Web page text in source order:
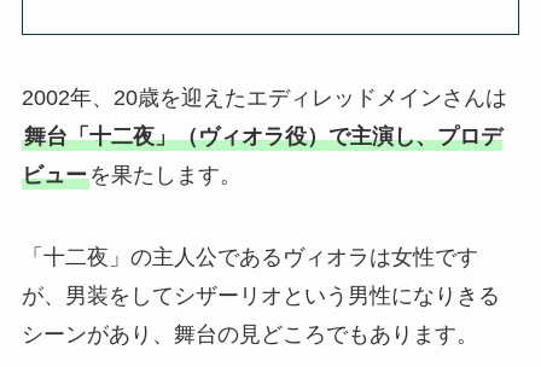
2002年、20歳を迎えたエディレッドメインさんは
舞台「十二夜」（ヴィオラ役）で主演し、プロデ
ビューを果たします。
「十二夜」の主人公であるヴィオラは女性です
が、男装をしてシザーリオという男性になりきる
シーンがあり、舞台の見どころでもあります。